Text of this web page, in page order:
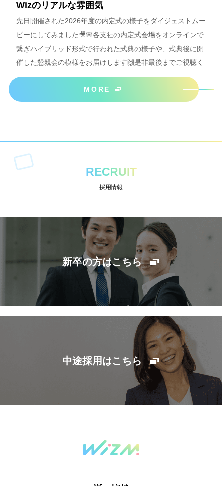
Wizのリアルな雰囲気
先日開催された2026年度の内定式の様子をダイジェストムー
ビーにしてみました🎥🌸各支社の内定式会場をオンラインで
繋ぎハイブリッド形式で行われた式典の様子や、式典後に開
催した懇親会の模様をお届けします🙌是非最後までご視聴く
ださいね＾＾
MORE
RECRUIT
採用情報
新卒の方はこちら
中途採用はこちら